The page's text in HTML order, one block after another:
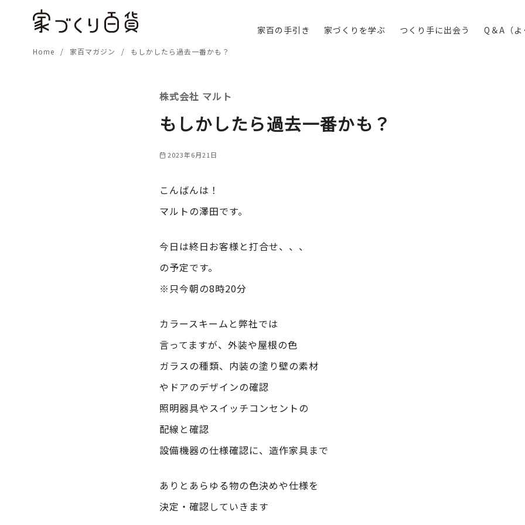
家百の手引き 家づくりを学ぶ つくり手に出会う Q＆A（よ
Home 家百マガジン もしかしたら過去一番かも？
株式会社 マルト
もしかしたら過去一番かも？
2023年6月21日
こんばんは！
マルトの澤田です。
今日は終日お客様と打合せ、、、
の予定です。
※只今朝の8時20分
カラースキームと弊社では
言ってますが、外装や屋根の色
ガラスの種類、内装の塗り壁の素材
やドアのデザインの確認
照明器具やスイッチコンセントの
配線と確認
設備機器の仕様確認に、造作家具まで
ありとあらゆる物の色決めや仕様を
決定・確認していきます